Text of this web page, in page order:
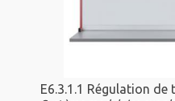
E6.3.1.1 Régulation de